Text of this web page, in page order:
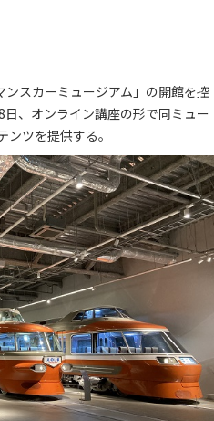
スカーミュージアム」の開館を控
、オンライン講座の形で同ミュー
ツを提供する。